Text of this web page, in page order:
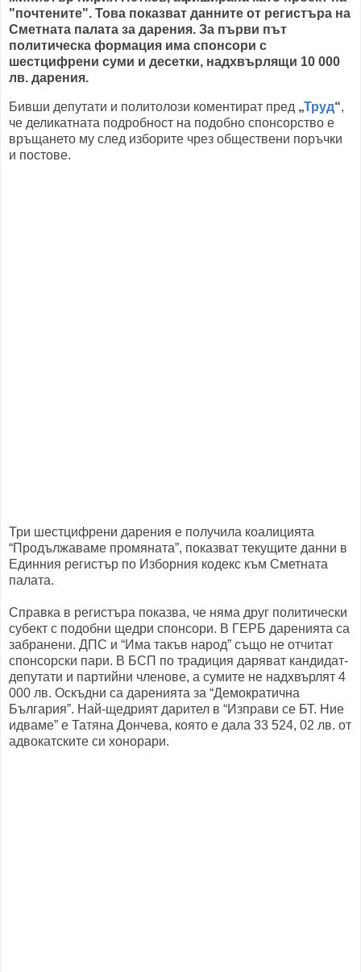
"почтените". Това показват данните от регистъра на
Сметната палата за дарения. За първи път
политическа формация има спонсори с
шестцифрени суми и десетки, надхвърлящи 10 000
лв. дарения.
Бивши депутати и политолози коментират пред „Труд“,
че деликатната подробност на подобно спонсорство е
връщането му след изборите чрез обществени поръчки
и постове.
Три шестцифрени дарения е получила коалицията
“Продължаваме промяната”, показват текущите данни в
Единния регистър по Изборния кодекс към Сметната
палата.
Справка в регистъра показва, че няма друг политически
субект с подобни щедри спонсори. В ГЕРБ даренията са
забранени. ДПС и “Има такъв народ” също не отчитат
спонсорски пари. В БСП по традиция даряват кандидат-
депутати и партийни членове, а сумите не надхвърлят 4
000 лв. Оскъдни са даренията за “Демократична
България”. Най-щедрият дарител в “Изправи се БТ. Ние
идваме” е Татяна Дончева, която е дала 33 524, 02 лв. от
адвокатските си хонорари.